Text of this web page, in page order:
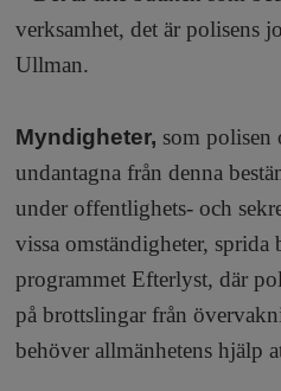
verksamhet, det är polisens
Ullman.
Myndigheter, som polisen
undantagna från denna
under offentlighets- och
vissa omständigheter,
programmet Efterlyst, där
på brottslingar från
behöver allmänhetens hjälp